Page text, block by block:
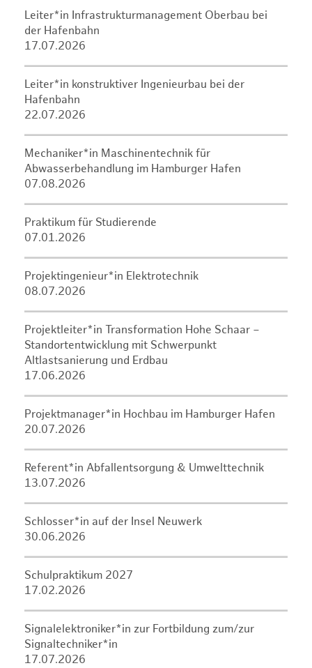
Leiter*in Infrastrukturmanagement Oberbau bei
der Hafenbahn
17.07.2026
Leiter*in konstruktiver Ingenieurbau bei der
Hafenbahn
22.07.2026
Mechaniker*in Maschinentechnik für
Abwasserbehandlung im Hamburger Hafen
07.08.2026
Praktikum für Studierende
07.01.2026
Projektingenieur*in Elektrotechnik
08.07.2026
Projektleiter*in Transformation Hohe Schaar –
Standortentwicklung mit Schwerpunkt
Altlastsanierung und Erdbau
17.06.2026
Projektmanager*in Hochbau im Hamburger Hafen
20.07.2026
Referent*in Abfallentsorgung & Umwelttechnik
13.07.2026
Schlosser*in auf der Insel Neuwerk
30.06.2026
Schulpraktikum 2027
17.02.2026
Signalelektroniker*in zur Fortbildung zum/zur
Signaltechniker*in
17.07.2026